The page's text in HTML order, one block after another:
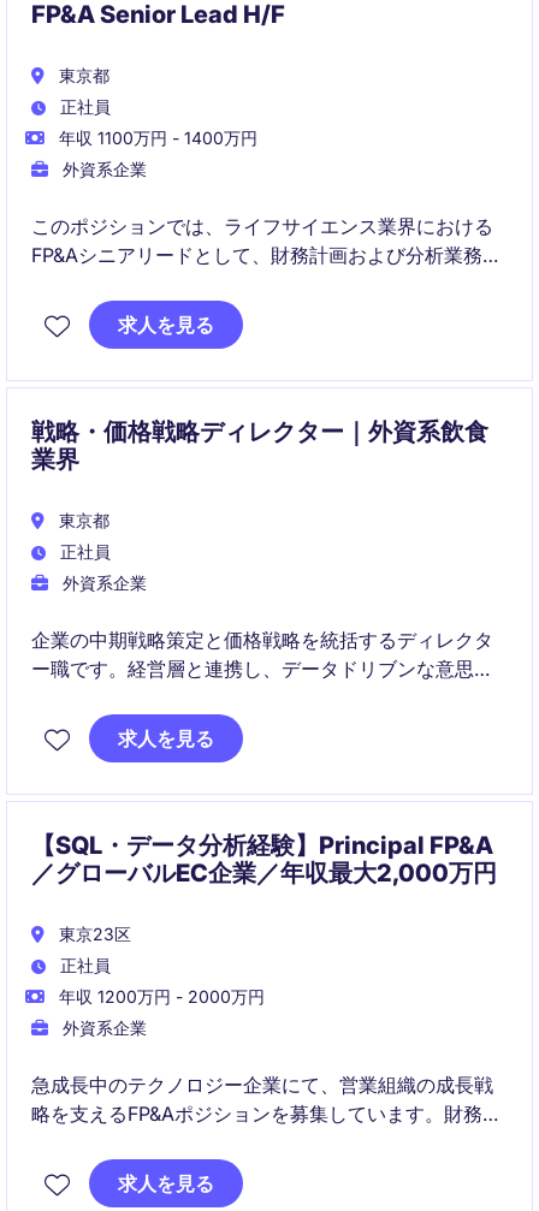
FP&A Senior Lead H/F
東京都
正社員
年収 1100万円 - 1400万円
外資系企業
このポジションでは、ライフサイエンス業界における
FP&Aシニアリードとして、財務計画および分析業務を
定をサポートする役割を担っていただきます。
求人を見る
戦略・価格戦略ディレクター｜外資系飲食
業界
東京都
正社員
外資系企業
企業の中期戦略策定と価格戦略を統括するディレクタ
ー職です。経営層と連携し、データドリブンな意思決
求人を見る
【SQL・データ分析経験】Principal FP&A
／グローバルEC企業／年収最大2,000万円
東京23区
正社員
年収 1200万円 - 2000万円
外資系企業
急成長中のテクノロジー企業にて、営業組織の成長戦
略を支えるFP&Aポジションを募集しています。財務会
用したデータドリブンな意思決定支援や事業分析の経
験を活かせる環境です。
求人を見る